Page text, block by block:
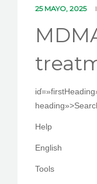
25 MAYO, 2025
Help
English
Tools